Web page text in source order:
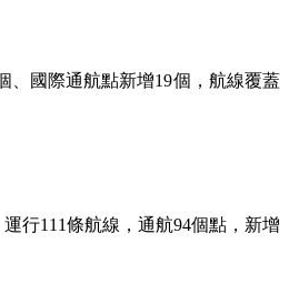
、國際通航點新增19個，航線覆蓋
行111條航線，通航94個點，新增